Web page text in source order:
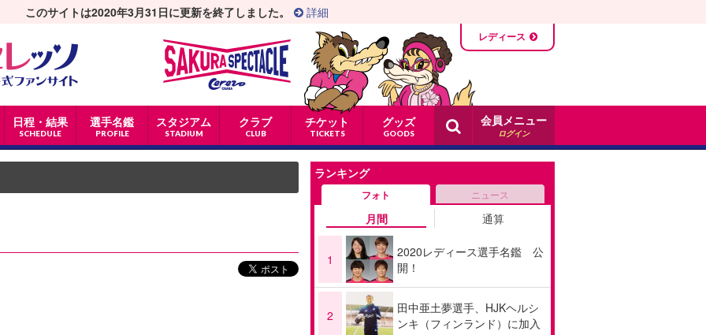
日程・結果
SCHEDULE
選手名鑑
PROFILE
スタジアム
STADIUM
クラブ
CLUB
チケット
TICKETS
グッズ
GOODS
このサイトは2020年3月31日に更新を終了しました。 詳細
レディース
会員メニュー
ログイン
ランキング
フォト ニュース
月間 通算
1
2020レディース選手名鑑 公
開！
2
田中亜土夢選手、HJKヘルシ
ンキ（フィンランド）に加入